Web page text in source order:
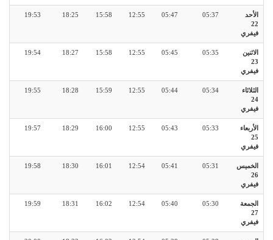
الأحد
22
فيفري
05:37
05:47
12:55
15:58
18:25
19:53
الاثنين
23
فيفري
05:35
05:45
12:55
15:58
18:27
19:54
الثلاثاء
24
فيفري
05:34
05:44
12:55
15:59
18:28
19:55
الأربعاء
25
فيفري
05:33
05:43
12:55
16:00
18:29
19:57
الخميس
26
فيفري
05:31
05:41
12:54
16:01
18:30
19:58
الجمعة
27
فيفري
05:30
05:40
12:54
16:02
18:31
19:59